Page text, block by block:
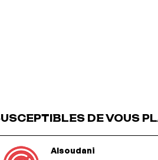
DE VOUS
Alsoudani